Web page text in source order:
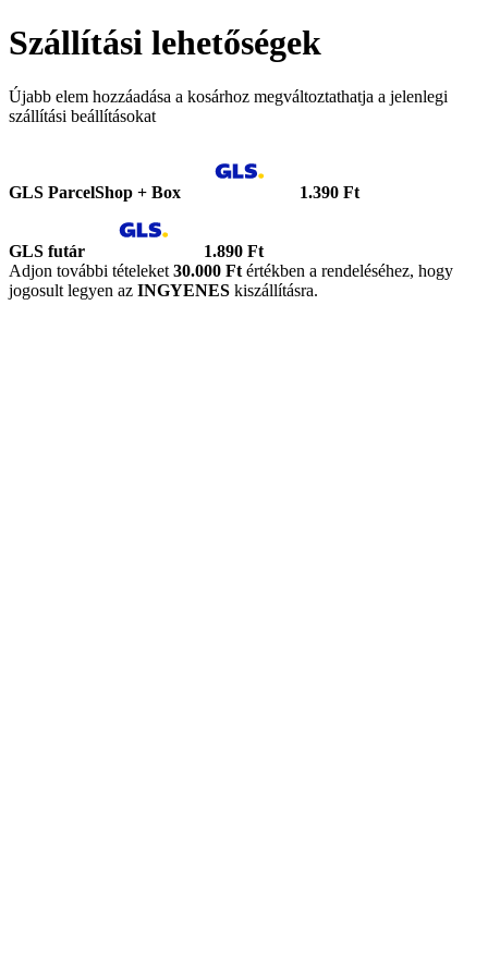
Szállítási lehetőségek
Újabb elem hozzáadása a kosárhoz megváltoztathatja a jelenlegi
szállítási beállításokat
GLS ParcelShop + Box 1.390 Ft
GLS futár
1.890 Ft
Adjon további tételeket 30.000 Ft értékben a rendeléséhez, hogy
jogosult legyen az INGYENES kiszállításra.